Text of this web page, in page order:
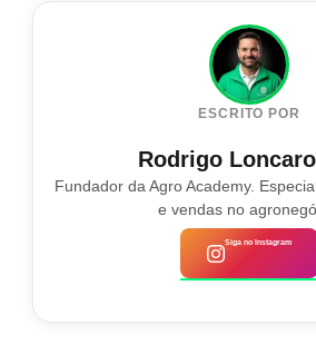
ESCRITO POR
Rodrigo
Fundador da Agro Academy.
e vendas no
Siga no Instagram